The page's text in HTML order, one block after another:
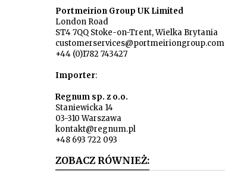
Portmeirion Group UK Limited
London Road
ST4 7QQ Stoke-on-Trent, Wielka Brytania
customerservices@portmeiriongroup.com
+44 (0)1782 743427
Importer:
Regnum sp. z o.o.
Staniewicka 14
03-310 Warszawa
kontakt@regnum.pl
+48 693 722 093
ZOBACZ RÓWNIEŻ: